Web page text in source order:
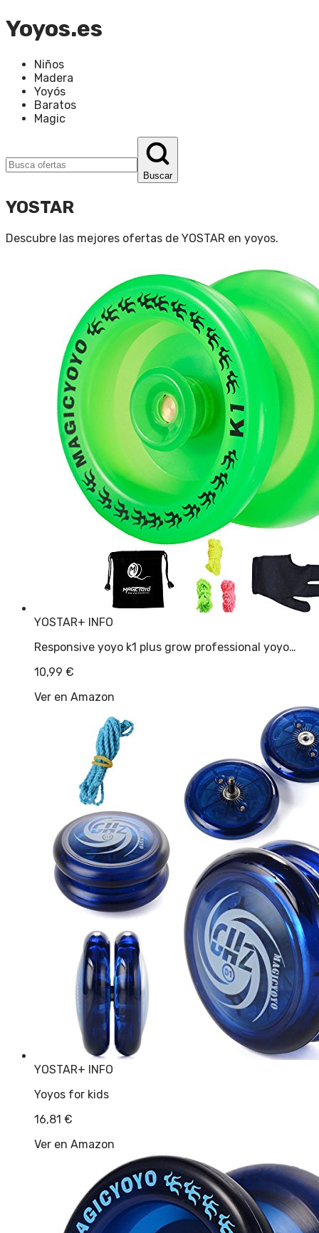
Yoyos.es
Niños
Madera
Yoyós
Baratos
Magic
Buscar
YOSTAR
Descubre las mejores ofertas de YOSTAR en yoyos.
YOSTAR+ INFO
Responsive yoyo k1 plus grow professional yoyo…
10,99 €
Ver en Amazon
YOSTAR+ INFO
Yoyos for kids
16,81 €
Ver en Amazon